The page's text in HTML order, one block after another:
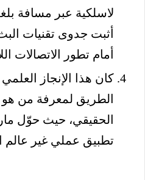
لاسلكية عبر مسافة
أثبت جدوى تقنيات
أمام تطور الاتصالات
كان هذا الإنجاز
الطريق لمعرفة من هو
الحقيقي، حيث حوّل
تطبيق عملي غير عالم